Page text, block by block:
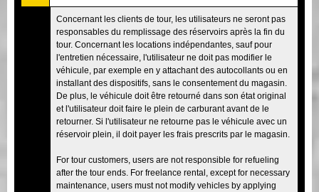
Concernant les clients de tour, les utilisateurs ne seront pas
responsables du remplissage des réservoirs après la fin du
tour. Concernant les locations indépendantes, sauf pour
l'entretien nécessaire, l'utilisateur ne doit pas modifier le
véhicule, par exemple en y attachant des autocollants ou en
installant des dispositifs, sans le consentement du magasin.
De plus, le véhicule doit être retourné dans son état original
et l'utilisateur doit faire le plein de carburant avant de le
retourner. Si l'utilisateur ne retourne pas le véhicule avec un
réservoir plein, il doit payer les frais prescrits par le magasin.
For tour customers, users are not responsible for refueling
after the tour ends. For freelance rental, except for necessary
maintenance, users must not modify vehicles by applying